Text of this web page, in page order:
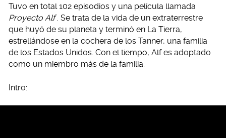
Tuvo en total 102 episodios y una película llamada
Proyecto Alf. Se trata de la vida de un extraterrestre
que huyó de su planeta y terminó en La Tierra,
estrellándose en la cochera de los Tanner, una familia
de los Estados Unidos. Con el tiempo, Alf es adoptado
como un miembro más de la familia.
Intro: